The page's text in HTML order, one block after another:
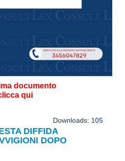
documento
qui
Downloads: 105
DIFFIDA
DOPO